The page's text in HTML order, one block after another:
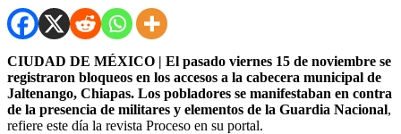
CIUDAD DE MÉXICO | El pasado viernes 15 de noviembre se
registraron bloqueos en los accesos a la cabecera municipal de
Jaltenango, Chiapas. Los pobladores se manifestaban en contra
de la presencia de militares y elementos de la Guardia Nacional,
refiere este día la revista Proceso en su portal.